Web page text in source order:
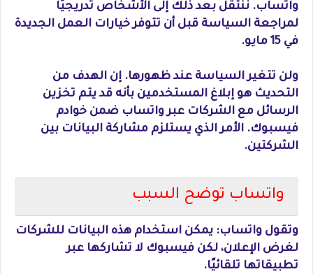
واتساب. ننتقل بعد ذلك إلى الأشخاص تدريجيًا
لمراجعة السياسة قبل أن تتوفر خيارات العمل الجديدة
في 15 مايو.
ولن تتغير السياسة عند ظهورها. إن الهدف من
التحديث هو إبلاغ المستخدمين بأنه قد يتم تخزين
الرسائل مع الشركات عبر واتساب ضمن خوادم
فيسبوك. الأمر الذي يستلزم مشاركة البيانات بين
الشركتين.
واتساب توضح السبب
وتقول واتساب: يمكن استخدام هذه البيانات للشركات
لغرض الإعلان، لكن فيسبوك لا تشاركها عبر
تطبيقاتها تلقائيًا.